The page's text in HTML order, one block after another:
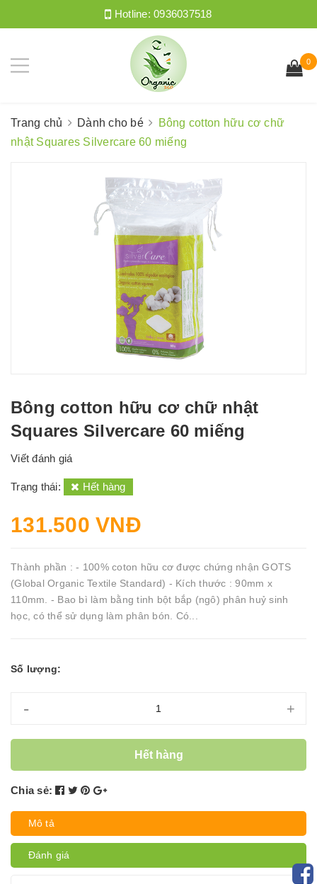
Hotline:0936037518
0
Trang chủ Dành cho bé
Bông cotton hữu cơ chữ
nhật Squares Silvercare 60 miếng
Bông cotton hữu cơ chữ nhật
Squares Silvercare 60 miếng
Viết đánh giá
Trạng thái: Hết hàng
131.500 VNĐ
Thành phần : - 100% coton hữu cơ được chứng nhận GOTS
(Global Organic Textile Standard) - Kích thước : 90mm x
110mm. - Bao bì làm bằng tinh bột bắp (ngô) phân huỷ sinh
học, có thể sử dụng làm phân bón. Có...
Số lượng:
- +
Hết hàng
Chia sẻ:
Mô tả
Đánh giá